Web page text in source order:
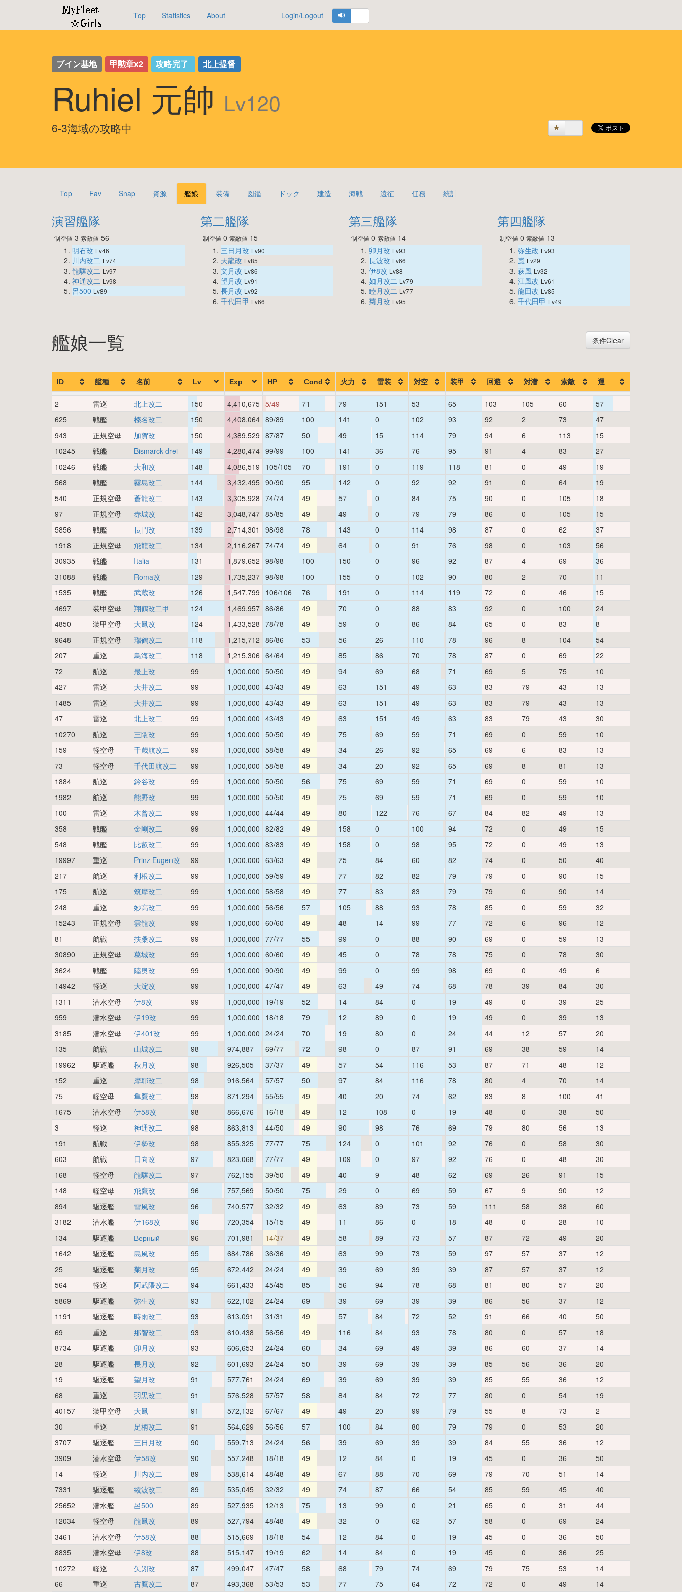
Top Statistics About Login/Logout
ブイン基地 甲勲章x2 攻略完了 北上提督
Ruhiel 元帥 Lv120
6-3海域の攻略中
Top Fav Snap 資源 艦娘 装備 図鑑 ドック 建造 海戦 遠征 任務 統計
演習艦隊
制空値 3 索敵値 56
明石改 Lv46
川内改二 Lv74
龍驤改二 Lv97
神通改二 Lv98
呂500 Lv89
第二艦隊
制空値0 索敵値15
三日月改 Lv90
天龍改 Lv85
文月改 Lv86
望月改 Lv91
長月改 Lv92
千代田甲 Lv66
第三艦隊
制空値 0 索敵値 14
卯月改 Lv93
長波改 Lv66
伊8改 Lv88
如月改二 Lv79
睦月改二 Lv77
菊月改 Lv95
第四艦隊
制空値0 索敵値13
弥生改 Lv93
嵐 Lv29
萩風 Lv32
江風改 Lv61
龍田改 Lv85
千代田甲 Lv49
条件Clear
艦娘一覧
ID 艦種 名前 Lv Exp HP Cond 火力 雷装 対空 装甲 回避 対潜 索敵 運
2 雷巡 北上改二 150 4,410,675 5/49 71 79 151 53 65 103 105 60
57
625
戦艦 榛名改二 150 4,408,064 89/89 100 141 0 102 93 92 2 73
47
943
正規空母 加賀改 150 4,389,529 87/87 50 49 15 114 79 94 6 113
15
10245
戦艦 Bismarck drei 149 4,280,474 99/99 100 141 36 76 95 91 4 83
27
10246
戦艦 大和改 148 4,086,519 105/105 70 191 0 119 118 81 0 49
19
568
戦艦 霧島改二 144 3,432,495 90/90 95 142 0 92 92 91 0 64
19
540
正規空母 蒼龍改二 143 3,305,928 74/74 49 57 0 84 75 90 0 105
18
97
正規空母 赤城改 142 3,048,747 85/85 49 49 0 79 79 86 0 105
15
5856
戦艦 長門改 139 2,714,301 98/98 78 143 0 114 98 87 0 62
37
1918
正規空母 飛龍改二 134 2,116,267 74/74 49 64 0 91 76 98 0 103
56
30935
戦艦 Italia 131 1,879,652 98/98 100 150 0 96 92 87 4 69
36
31088
戦艦 Roma改 129 1,735,237 98/98 100 155 0 102 90 80 2 70
11
1535
戦艦 武蔵改 126 1,547,799 106/106 76 191 0 114 119 72 0 46
15
4697
装甲空母 翔鶴改二甲 124 1,469,957 86/86 49 70 0 88 83 92 0 100
24
4850
装甲空母 大鳳改 124 1,433,528 78/78 49 59 0 86 84 65 0 83
8
9648
正規空母 瑞鶴改二 118 1,215,712 86/86 53 56 26 110 78 96 8 104
54
207
重巡 鳥海改二 118 1,215,306 64/64 49 85 86 70 78 87 0 69
22
72
航巡 最上改 99 1,000,000 50/50 49 94 69 68 71 69 5 75
10
427
雷巡 大井改二 99 1,000,000 43/43 49 63 151 49 63 83 79 43
13
1485
雷巡 大井改二 99 1,000,000 43/43 49 63 151 49 63 83 79 43
13
47
雷巡 北上改二 99 1,000,000 43/43 49 63 151 49 63 83 79 43
30
10270
航巡 三隈改 99 1,000,000 50/50 49 75 69 59 71 69 0 59
10
159
軽空母 千歳航改二 99 1,000,000 58/58 49 34 26 92 65 69 6 83
13
73
軽空母 千代田航改二 99 1,000,000 58/58 49 34 20 92 65 69 8 81
13
1884
航巡 鈴谷改 99 1,000,000 50/50 56 75 69 59 71 69 0 59
10
1982
航巡 熊野改 99 1,000,000 50/50 49 75 69 59 71 69 0 59
10
100
雷巡 木曾改二 99 1,000,000 44/44 49 80 122 76 67 84 82 49
13
358
戦艦 金剛改二 99 1,000,000 82/82 49 158 0 100 94 72 0 49
15
548
戦艦 比叡改二 99 1,000,000 83/83 49 158 0 98 95 72 0 49
13
19997
重巡 Prinz Eugen改 99 1,000,000 63/63 49 75 84 60 82 74 0 50
40
217
航巡 利根改二 99 1,000,000 59/59 49 77 82 82 79 79 0 90
15
175
航巡 筑摩改二 99 1,000,000 58/58 49 77 83 83 79 79 0 90
14
248
重巡 妙高改二 99 1,000,000 56/56 57 105 88 93 78 85 0 59
32
15243
正規空母 雲龍改 99 1,000,000 60/60 49 48 14 99 77 72 6 96
12
81
航戦 扶桑改二 99 1,000,000 77/77 55 99 0 88 90 69 0 59
13
30890
正規空母 葛城改 99 1,000,000 60/60 49 45 0 78 78 75 0 78
30
3624
戦艦 陸奥改 99 1,000,000 90/90 49 99 0 99 98 69 0 49
6
14942
軽巡 大淀改 99 1,000,000 47/47 49 63 49 74 68 78 39 84
30
1311
潜水空母 伊8改 99 1,000,000 19/19 52 14 84 0 19 49 0 39
25
959
潜水空母 伊19改 99 1,000,000 18/18 79 12 89 0 19 49 0 39
13
3185
潜水空母 伊401改 99 1,000,000 24/24 70 19 80 0 24 44 12 57
20
135
航戦 山城改二 98 974,887 69/77 72 98 0 87 91 69 38 59
14
19962
駆逐艦 秋月改 98 926,505 37/37 49 57 54 116 53 87 71 48
12
152
重巡 摩耶改二 98 916,564 57/57 50 97 84 116 78 80 4 70
14
75
軽空母 隼鷹改二 98 871,294 55/55 49 40 20 74 62 83 8 100
41
1675
潜水空母 伊58改 98 866,676 16/18 49 12 108 0 19 48 0 38
50
3
軽巡 神通改二 98 863,813 44/50 49 90 98 76 69 79 80 56
13
191
航戦 伊勢改 98 855,325 77/77 75 124 0 101 92 76 0 58
30
603
航戦 日向改 97 823,068 77/77 49 109 0 97 92 76 0 48
30
168
軽空母 龍驤改二 97 762,155 39/50 49 40 9 48 62 69 26 91
15
148
軽空母 飛鷹改 96 757,569 50/50 75 29 0 69 59 67 9 90
12
894
駆逐艦 雪風改 96 740,577 32/32 49 63 89 73 59 111 58 38
60
3182
潜水艦 伊168改 96 720,354 15/15 49 11 86 0 18 48 0 28
10
134
駆逐艦 Верный 96 701,981 14/37 49 58 89 73 57 87 72 49
20
1642
駆逐艦 島風改 95 684,786 36/36 49 63 99 73 59 97 57 37
12
25
駆逐艦 菊月改 95 672,442 24/24 49 39 69 39 39 87 57 37
12
564
軽巡 阿武隈改二 94 661,433 45/45 85 56 94 78 68 81 80 57
20
5869
駆逐艦 弥生改 93 622,102 24/24 69 39 69 39 39 86 56 37
12
1191
駆逐艦 時雨改二 93 613,091 31/31 49 57 84 72 52 91 66 40
50
69
重巡 那智改二 93 610,438 56/56 49 116 84 93 78 80 0 57
18
8734
駆逐艦 卯月改 93 606,653 24/24 60 34 69 49 39 86 60 37
14
28
駆逐艦 長月改 92 601,693 24/24 50 39 69 39 39 85 56 36
20
19
駆逐艦 望月改 91 577,761 24/24 69 39 69 39 39 85 55 36
12
68
重巡 羽黒改二 91 576,528 57/57 58 84 84 72 77 80 0 54
19
40157
装甲空母 大鳳 91 572,132 67/67 49 49 20 99 79 55 8 73
2
30
重巡 足柄改二 91 564,629 56/56 57 100 84 80 79 79 0 53
20
3707
駆逐艦 三日月改 90 559,713 24/24 56 39 69 39 39 84 55 36
12
3909
潜水空母 伊58改 90 557,248 18/18 49 12 84 0 19 45 0 36
50
14
軽巡 川内改二 89 538,614 48/48 49 67 88 70 69 79 70 51
14
7331
駆逐艦 綾波改二 89 535,045 32/32 49 74 87 66 54 85 59 45
40
25652
潜水艦 呂500 89 527,935 12/13 75 13 99 0 21 65 0 31
44
12034
軽空母 龍鳳改 89 527,794 48/48 49 32 0 62 57 58 0 69
24
3461
潜水空母 伊58改 88 515,669 18/18 54 12 84 0 19 45 0 36
50
8835
潜水空母 伊8改 88 515,147 19/19 62 14 84 0 19 45 0 36
25
10272
軽巡 矢矧改 87 499,047 47/47 58 68 79 74 69 79 75 53
14
66
重巡 古鷹改二 87 493,368 53/53 53 77 75 64 72 72 0 49 14